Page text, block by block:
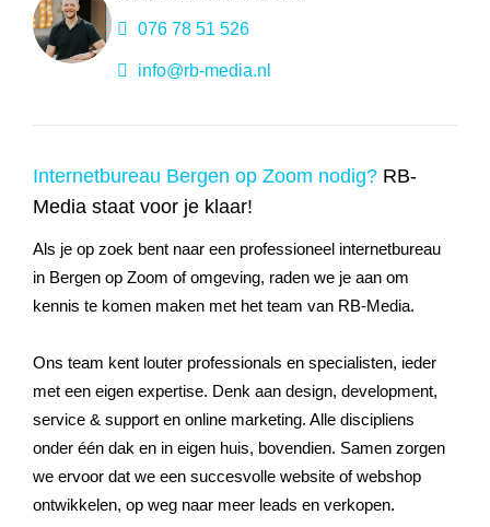
076 78 51 526
info@rb-media.nl
Internetbureau Bergen op Zoom nodig? RB-
Media staat voor je klaar!
Als je op zoek bent naar een professioneel internetbureau
in Bergen op Zoom of omgeving, raden we je aan om
kennis te komen maken met het team van RB-Media.
Ons team kent louter professionals en specialisten, ieder
met een eigen expertise. Denk aan design, development,
service & support en online marketing. Alle discipliens
onder één dak en in eigen huis, bovendien. Samen zorgen
we ervoor dat we een succesvolle website of webshop
ontwikkelen, op weg naar meer leads en verkopen.